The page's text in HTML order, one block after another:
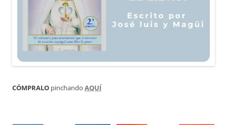
CÓMPRALO pinchando AQUÍ